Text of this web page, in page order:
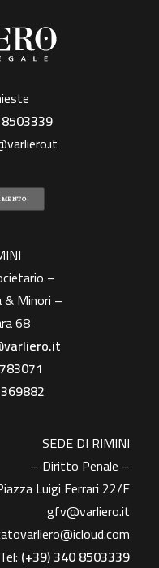
–
Minori –
68
SEDE DI RIMINI
– Diritto Penale –
Luigi Ferrari 22/F
gfv@varliero.it
Tel: (+39) 340 8503339